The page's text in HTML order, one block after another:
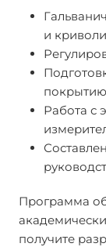
и
Работа с
Программа
получите